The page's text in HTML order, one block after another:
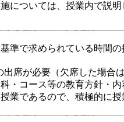
については、授業内で説
基準で求められている時間
出席が必要（欠席した場
科・コース等の教育方針
業であるので、積極的に